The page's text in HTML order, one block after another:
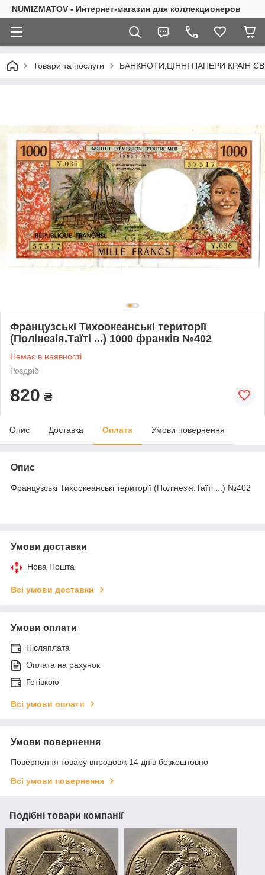
NUMIZMATOV - Интернет-магазин для коллекционеров
Товари та послуги БАНКНОТИ,ЦІННІ ПАПЕРИ КРАЇН
Французські Тихоокеанські території
(Полінезія.Таїті ...) 1000 франків №402
Немає в наявності
Роздріб
820 ₴
Опис Доставка Оплата Умови повернення
Опис
Французські Тихоокеанські території (Полінезія.Таїті ...) №402
Умови доставки
Нова Пошта
Всі умови доставки
Умови оплати
Післяплата
Оплата на рахунок
Готівкою
Всі умови оплати
Умови повернення
Повернення товару впродовж 14 днів безкоштовно
Всі умови повернення
Подібні товари компанії